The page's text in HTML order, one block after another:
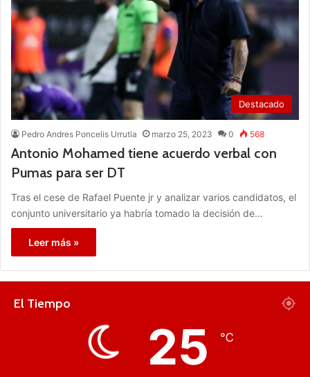
Destacado
Pedro Andres Poncelis Urrutia marzo 25, 2023 0 568
Antonio Mohamed tiene acuerdo verbal con
Pumas para ser DT
Tras el cese de Rafael Puente jr y analizar varios candidatos, el
conjunto universitario ya habría tomado la decisión de…
Leer más »
El Tiempo
25 ℃